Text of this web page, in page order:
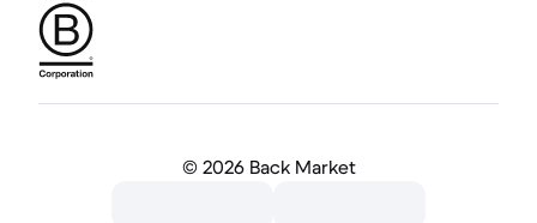
© 2026 Back Market